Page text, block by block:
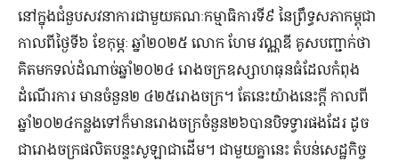
នៅក្នុងជំនួបសវនាការជាមួយគណៈកម្មាធិការទី៩ នៃព្រឹទ្ធសភាកម្ពុជា
កាលពីថ្ងៃទី៦ ខែកុម្ភៈ ឆ្នាំ២០២៥​ លោក ហែម វណ្ណឌី គូសបញ្ជាក់ថា
គិតមកទល់ដំណាច់ឆ្នាំ២០២៤ រោងចក្រឧស្សាហធុនធំដែលកំពុង
ដំណើរការ មានចំនួន២ ៤២៥រោងចក្រ។ តែនេះយ៉ាងនេះក្តី កាលពី
ឆ្នាំ២០២៤កន្លងទៅក៏មានរោងចក្រចំនួន២៦បានបិទទ្វារផងដែរ ​ដូច
ជារោងចក្រផលិតបន្ទះសូឡាជាដើម។ ជាមួយគ្នានេះ​ តំបន់សេដ្ឋកិច្ច